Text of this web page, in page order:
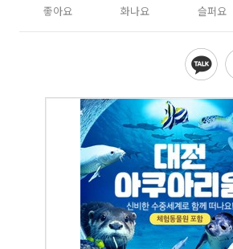
좋아요 화나요 슬퍼요